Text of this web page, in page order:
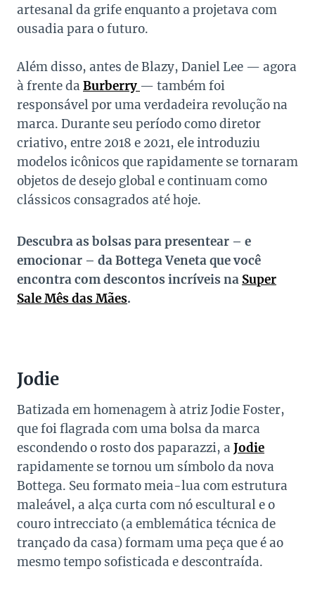
artesanal da grife enquanto a projetava com
ousadia para o futuro.
Além disso, antes de Blazy, Daniel Lee — agora
à frente da Burberry — também foi
responsável por uma verdadeira revolução na
marca. Durante seu período como diretor
criativo, entre 2018 e 2021, ele introduziu
modelos icônicos que rapidamente se tornaram
objetos de desejo global e continuam como
clássicos consagrados até hoje.
Descubra as bolsas para presentear – e
emocionar – da Bottega Veneta que você
encontra com descontos incríveis na Super
Sale Mês das Mães.
Jodie
Batizada em homenagem à atriz Jodie Foster,
que foi flagrada com uma bolsa da marca
escondendo o rosto dos paparazzi, a Jodie
rapidamente se tornou um símbolo da nova
Bottega. Seu formato meia-lua com estrutura
maleável, a alça curta com nó escultural e o
couro intrecciato (a emblemática técnica de
trançado da casa) formam uma peça que é ao
mesmo tempo sofisticada e descontraída.